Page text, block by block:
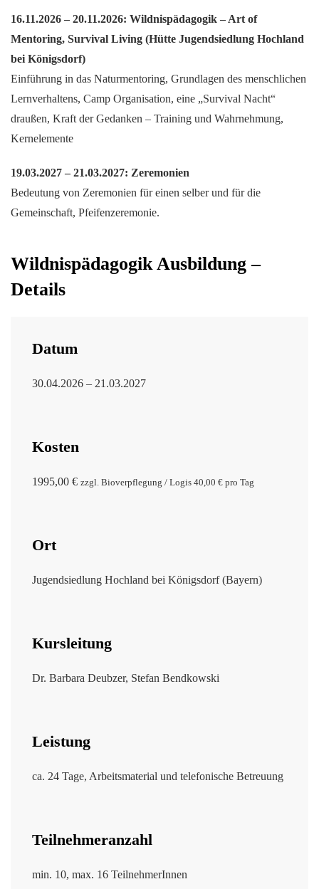
16.11.2026 – 20.11.2026: Wildnispädagogik – Art of
Mentoring, Survival Living (Hütte Jugendsiedlung Hochland
bei Königsdorf)
Einführung in das Naturmentoring, Grundlagen des menschlichen
Lernverhaltens, Camp Organisation, eine „Survival Nacht“
draußen, Kraft der Gedanken – Training und Wahrnehmung,
Kernelemente
19.03.2027 – 21.03.2027: Zeremonien
Bedeutung von Zeremonien für einen selber und für die
Gemeinschaft, Pfeifenzeremonie.
Wildnispädagogik Ausbildung –
Details
Datum
30.04.2026 – 21.03.2027
Kosten
1995,00 € zzgl. Bioverpflegung / Logis 40,00 € pro Tag
Ort
Jugendsiedlung Hochland bei Königsdorf (Bayern)
Kursleitung
Dr. Barbara Deubzer, Stefan Bendkowski
Leistung
ca. 24 Tage, Arbeitsmaterial und telefonische Betreuung
Teilnehmeranzahl
min. 10, max. 16 TeilnehmerInnen